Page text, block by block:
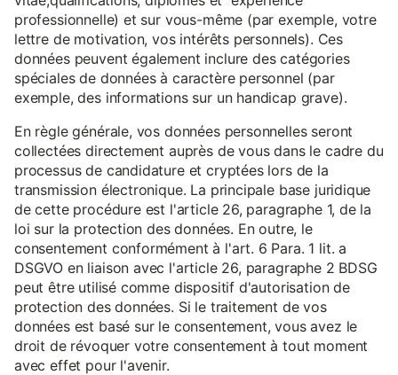
professionnelle) et sur vous-même (par exemple, votre
lettre de motivation, vos intérêts personnels). Ces
données peuvent également inclure des catégories
spéciales de données à caractère personnel (par
exemple, des informations sur un handicap grave).
En règle générale, vos données personnelles seront
collectées directement auprès de vous dans le cadre du
processus de candidature et cryptées lors de la
transmission électronique. La principale base juridique
de cette procédure est l'article 26, paragraphe 1, de la
loi sur la protection des données. En outre, le
consentement conformément à l'art. 6 Para. 1 lit. a
DSGVO en liaison avec l'article 26, paragraphe 2 BDSG
peut être utilisé comme dispositif d'autorisation de
protection des données. Si le traitement de vos
données est basé sur le consentement, vous avez le
droit de révoquer votre consentement à tout moment
avec effet pour l'avenir.